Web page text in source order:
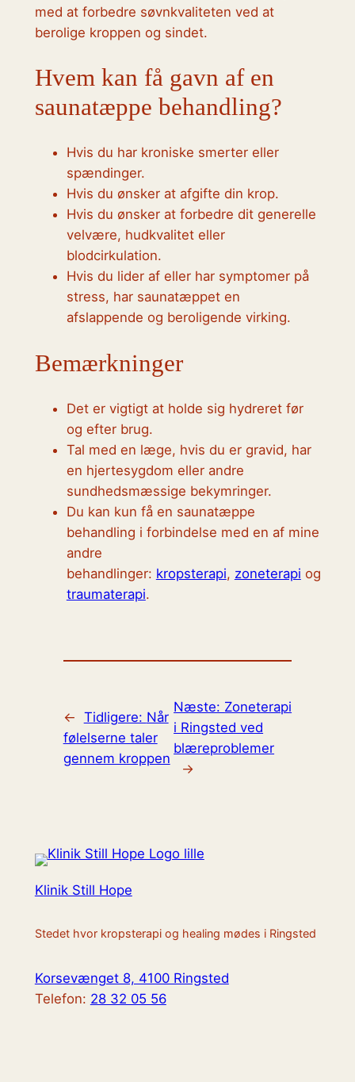
med at forbedre søvnkvaliteten ved at
berolige kroppen og sindet.
Hvem kan få gavn af en
saunatæppe behandling?
Hvis du har kroniske smerter eller
spændinger.
Hvis du ønsker at afgifte din krop.
Hvis du ønsker at forbedre dit generelle
velvære, hudkvalitet eller
blodcirkulation.
Hvis du lider af eller har symptomer på
stress, har saunatæppet en
afslappende og beroligende virking.
Bemærkninger
Det er vigtigt at holde sig hydreret før
og efter brug.
Tal med en læge, hvis du er gravid, har
en hjertesygdom eller andre
sundhedsmæssige bekymringer.
Du kan kun få en saunatæppe
behandling i forbindelse med en af mine
andre
behandlinger: kropsterapi, zoneterapi og
traumaterapi.
← Tidligere: Når
følelserne taler
gennem kroppen
Næste: Zoneterapi
i Ringsted ved
blæreproblemer
→
Klinik Still Hope
Stedet hvor kropsterapi og healing mødes i Ringsted
Korsevænget 8, 4100 Ringsted
Telefon: 28 32 05 56